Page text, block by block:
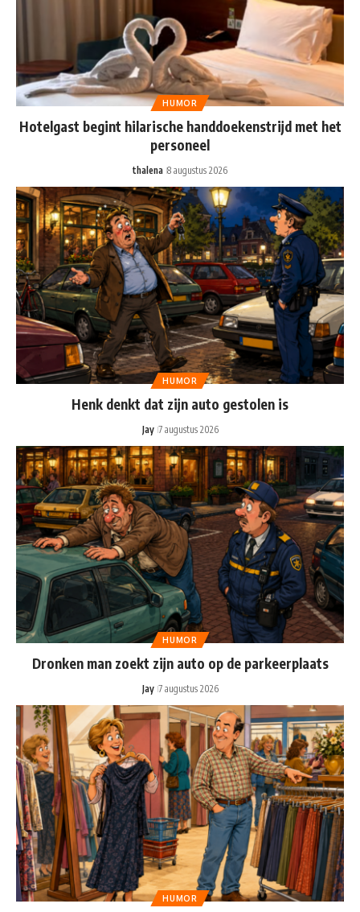
HUMOR
Hotelgast begint hilarische handdoekenstrijd met het
personeel
thalena 8 augustus 2026
HUMOR
Henk denkt dat zijn auto gestolen is
Jay 7 augustus 2026
HUMOR
Dronken man zoekt zijn auto op de parkeerplaats
Jay 7 augustus 2026
HUMOR